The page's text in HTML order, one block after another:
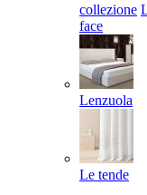
collezione
face
Lenzuola
Le tende